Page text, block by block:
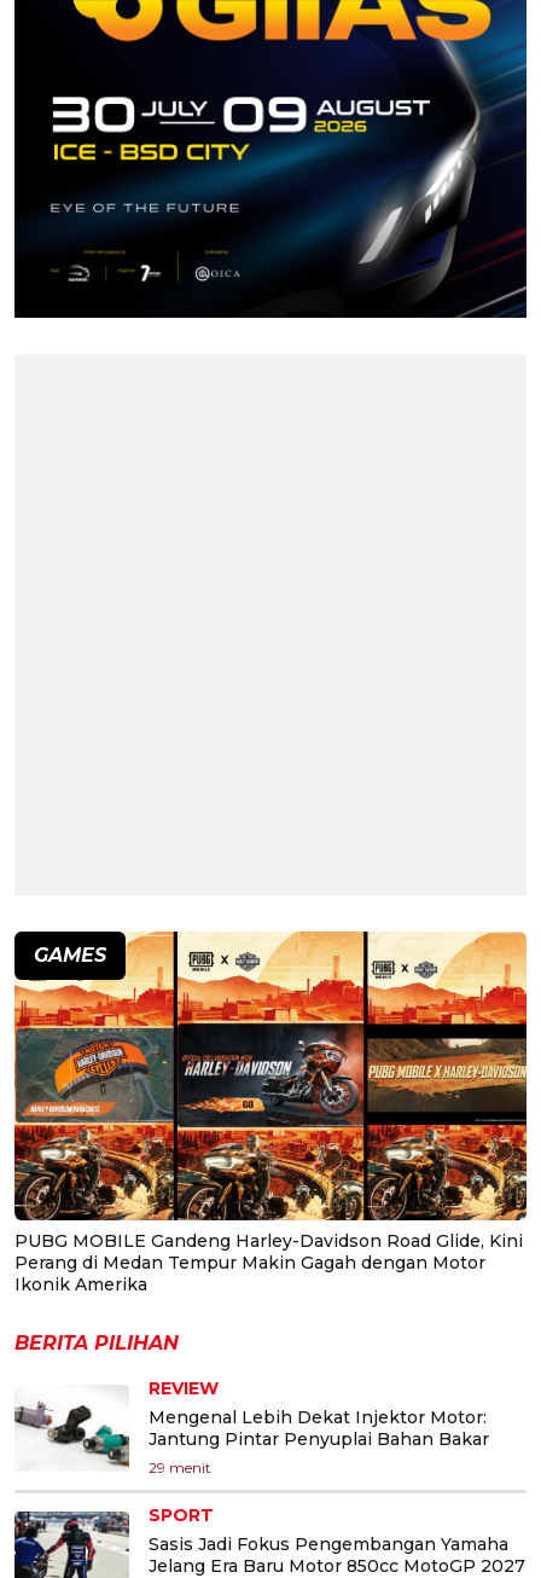
GAMES
PUBG MOBILE Gandeng Harley-Davidson Road Glide, Kini
Perang di Medan Tempur Makin Gagah dengan Motor
Ikonik Amerika
BERITA PILIHAN
REVIEW
Mengenal Lebih Dekat Injektor Motor:
Jantung Pintar Penyuplai Bahan Bakar
29 menit
SPORT
Sasis Jadi Fokus Pengembangan Yamaha
Jelang Era Baru Motor 850cc MotoGP 2027